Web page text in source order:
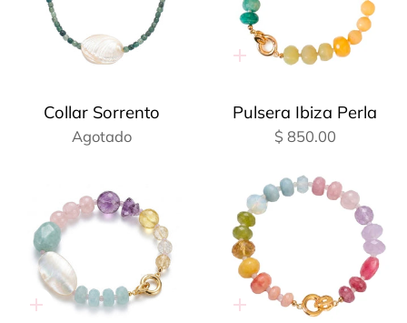
Collar Sorrento
Agotado
Adición
Pulsera Ibiza Perla
$ 850.00
Adición Adición